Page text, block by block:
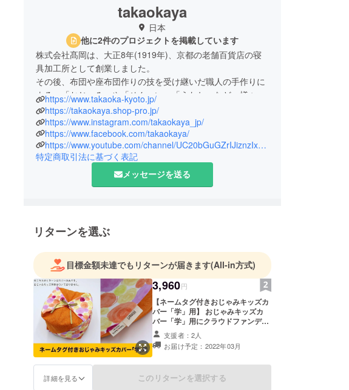
takaokaya
日本
他に2件のプロジェクトを掲載しています
株式会社髙岡は、大正8年(1919年)、京都の老舗百貨店の寝
具加工所として創業しました。
その後、布団や座布団作りの技を受け継いだ職人の手作りに
よる、「おじゃみ」や「せんべい」「うたね」など、様々な
寛ぎアイテムを「洛中髙岡屋」ブランドとして展開してきま
した。
2019年に創業100年の節目を迎えるにあたり、私たちが生み
出すアイテムを、“寛具（かんぐ）”と名付けました。人を思
いやる気持ちと細やかな手仕事によって、感性豊かではんな
りとした暮らしに貢献でき、すべての人が心から寛ぎ、やわ
らかな笑顔になるような寛ぎのアイテム「寛具」をこれから
https://www.takaoka-kyoto.jp/
https://takaokaya.shop-pro.jp/
https://www.instagram.com/takaokaya_jp/
https://www.facebook.com/takaokaya/
https://www.youtube.com/channel/UC20bGuGZrIJiznzIx9boudg
特定商取引法に基づく表記
メッセージを送る
リターンを選ぶ
目標金額未達でもリターンが届きます(All-in方式)
3,960円
【ネームタグ付きおじゃみキッズカ
バー「学」用】 おじゃみキッズカ
バー「学」用にクラウドファンディ
ング限定でお子さまのお名前タグを
つけて1枚お届けします。 オレン
ジ・ブルーお好みのカラーを選択肢
クラウドファンディング終了後メー
支援者：2人
お届け予定：2022年03月
詳細を見る このリターンを選択する